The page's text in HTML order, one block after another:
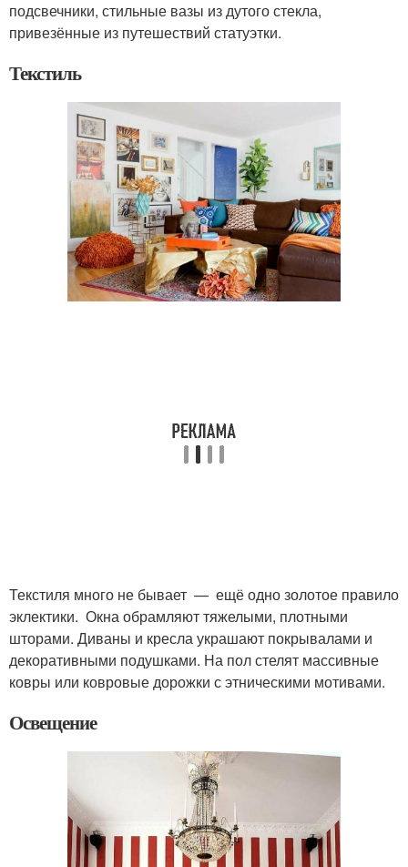
подсвечники, стильные вазы из дутого стекла,
привезённые из путешествий статуэтки.
Текстиль
Текстиля много не бывает — ещё одно золотое правило
эклектики. Окна обрамляют тяжелыми, плотными
шторами. Диваны и кресла украшают покрывалами и
декоративными подушками. На пол стелят массивные
ковры или ковровые дорожки с этническими мотивами.
Освещение